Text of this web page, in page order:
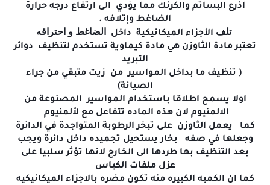
اذرع البساتم والكرنك مما يؤدي الى ارتفاع درجه حرارة
الضاغط وإتلافه .
تلف الأجزاء الميكانيكية داخل الضاغط و احتراقه
تعتبر مادة الثاوزن هي مادة كيماوية تستخدم لتنظيف دوائر
التبريد
( تنظيف ما بداخل المواسير من زيت متبقي من جراء
الصيانة)
اولا يسمح اطلاقا باستخدام المواسير المصنوعة من
الالمنيوم لان هذه الماده تتفاعل مع لألمنيوم
كما يعمل الثاوزن على تبخر الرطوبة المتواجدة في الدائرة
وجعلها في صفه بخار يستحيل تجميده داخل دائرة ويجب
بعد التنظيف بها طردها الى الخارج لانها تؤثر سلبيا على
عزل ملفات الكباس
كما ان الكمبه الكبيره منه تكون مضره بالاجزاء الميكانيكيه